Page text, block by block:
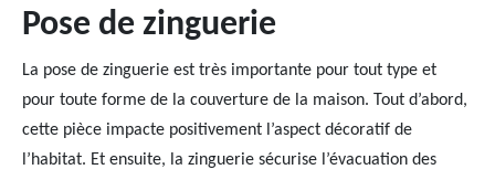
Pose de zinguerie
La pose de zinguerie est très importante pour tout type et
pour toute forme de la couverture de la maison. Tout d’abord,
cette pièce impacte positivement l’aspect décoratif de
l’habitat. Et ensuite, la zinguerie sécurise l’évacuation des